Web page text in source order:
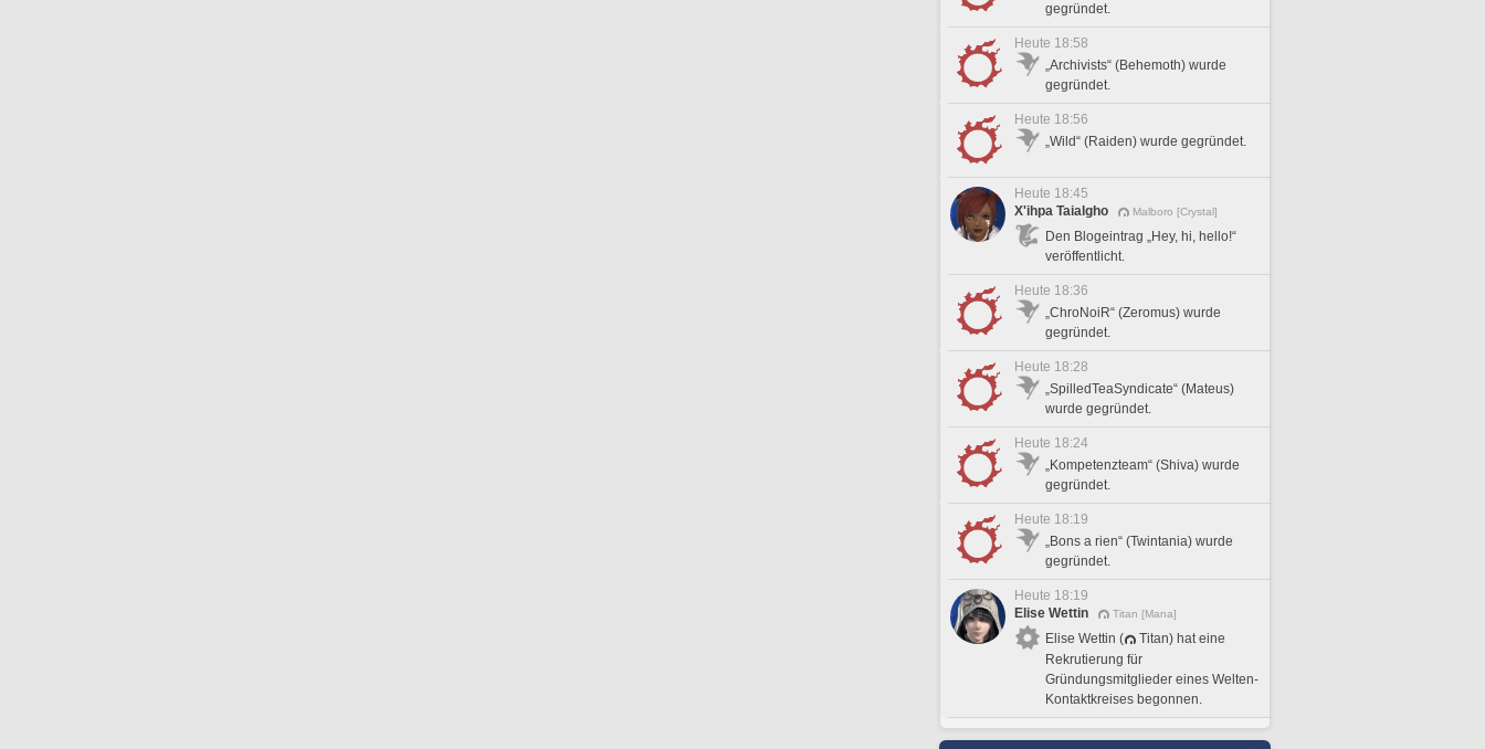
gegründet.
Heute 18:58
„Archivists“ (Behemoth) wurde
gegründet.
Heute 18:56
„Wild“ (Raiden) wurde gegründet.
Heute 18:45
X'ihpa Taialgho
Malboro [Crystal]
Den Blogeintrag „Hey, hi, hello!“
veröffentlicht.
Heute 18:36
„ChroNoiR“ (Zeromus) wurde
gegründet.
Heute 18:28
„SpilledTeaSyndicate“ (Mateus)
wurde gegründet.
Heute 18:24
„Kompetenzteam“ (Shiva) wurde
gegründet.
Heute 18:19
„Bons a rien“ (Twintania) wurde
gegründet.
Heute 18:19
Elise Wettin
Titan [Mana]
Elise Wettin (
Titan) hat eine
Rekrutierung für
Gründungsmitglieder eines Welten-
Kontaktkreises begonnen.